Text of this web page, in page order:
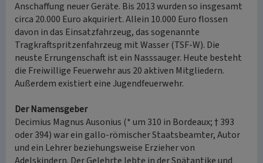
Anschaffung neuer Geräte. Bis 2013 wurden so insgesamt
circa 20.000 Euro akquiriert. Allein 10.000 Euro flossen
davon in das Einsatzfahrzeug, das sogenannte
Tragkraftspritzenfahrzeug mit Wasser (TSF-W). Die
neuste Errungenschaft ist ein Nasssauger. Heute besteht
die Freiwillige Feuerwehr aus 20 aktiven Mitgliedern.
Außerdem existiert eine Jugendfeuerwehr.
Der Namensgeber
Decimius Magnus Ausonius (* um 310 in Bordeaux; † 393
oder 394) war ein gallo-römischer Staatsbeamter, Autor
und ein Lehrer beziehungsweise Erzieher von